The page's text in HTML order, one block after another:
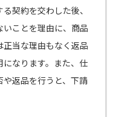
契約を交わした後、
ことを理由に、商品
当な理由もなく返品
なります。また、仕
返品を行うと、下請